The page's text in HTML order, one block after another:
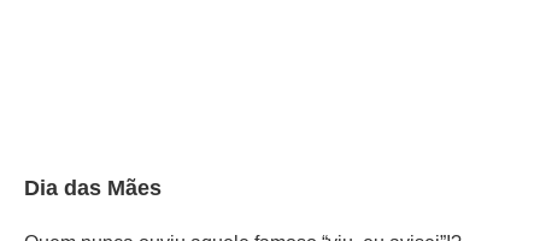
Dia das Mães